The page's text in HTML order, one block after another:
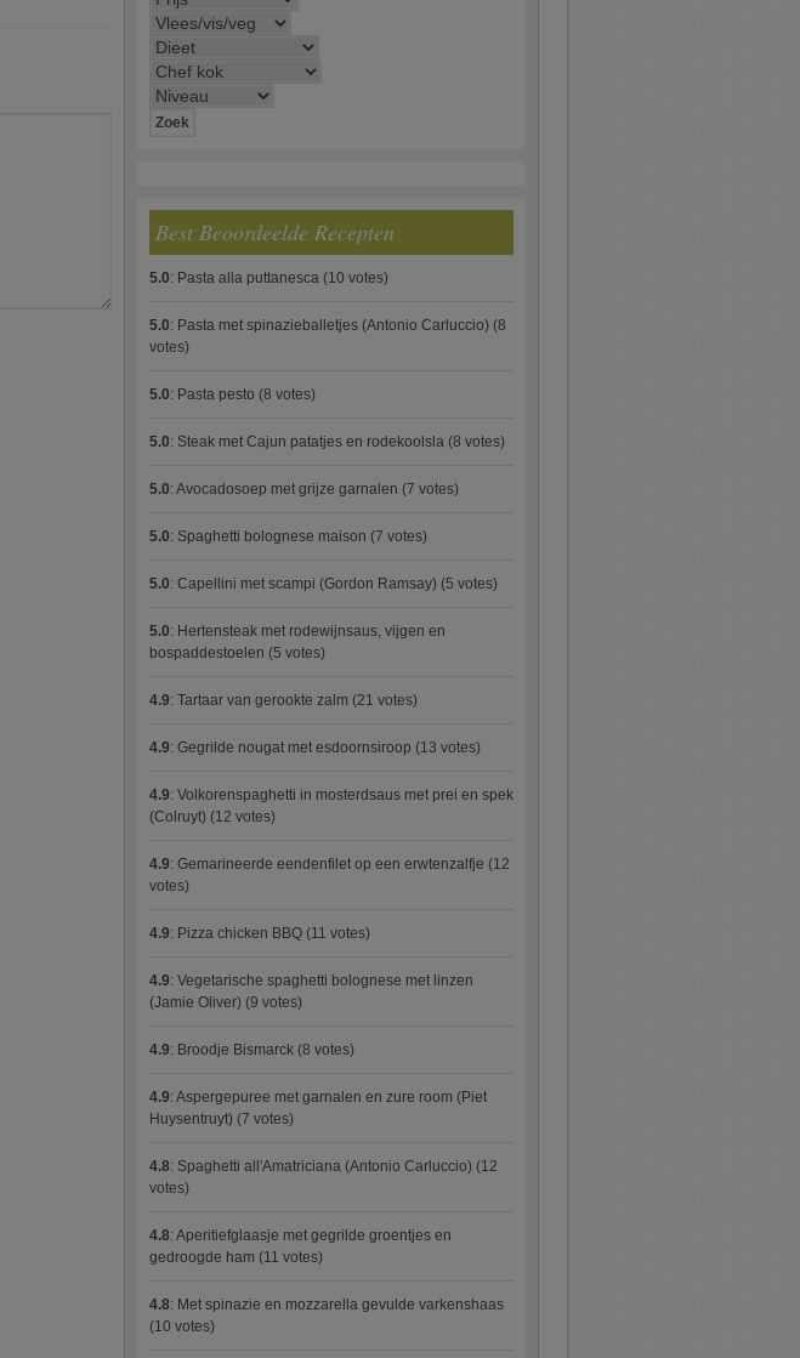
Best Beoordeelde Recepten
5.0: Pasta alla puttanesca (10 votes)
5.0: Pasta met spinazieballetjes (Antonio Carluccio) (8
votes)
5.0: Pasta pesto (8 votes)
5.0: Steak met Cajun patatjes en rodekoolsla (8 votes)
5.0: Avocadosoep met grijze garnalen (7 votes)
5.0: Spaghetti bolognese maison (7 votes)
5.0: Capellini met scampi (Gordon Ramsay) (5 votes)
5.0: Hertensteak met rodewijnsaus, vijgen en
bospaddestoelen (5 votes)
4.9: Tartaar van gerookte zalm (21 votes)
4.9: Gegrilde nougat met esdoornsiroop (13 votes)
4.9: Volkorenspaghetti in mosterdsaus met prei en spek
(Colruyt) (12 votes)
4.9: Gemarineerde eendenfilet op een erwtenzalfje (12
votes)
4.9: Pizza chicken BBQ (11 votes)
4.9: Vegetarische spaghetti bolognese met linzen
(Jamie Oliver) (9 votes)
4.9: Broodje Bismarck (8 votes)
4.9: Aspergepuree met garnalen en zure room (Piet
Huysentruyt) (7 votes)
4.8: Spaghetti all'Amatriciana (Antonio Carluccio) (12
votes)
4.8: Aperitiefglaasje met gegrilde groentjes en
gedroogde ham (11 votes)
4.8: Met spinazie en mozzarella gevulde varkenshaas
(10 votes)